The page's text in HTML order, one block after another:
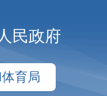
民政府
育局